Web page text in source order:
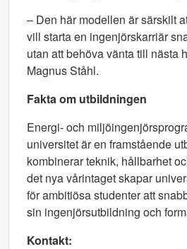
– Den här modellen är särskilt
vill starta en ingenjörskarriär
utan att behöva vänta till nästa
Magnus Ståhl.
Fakta om utbildningen
Energi- och
universitet är en framstående
kombinerar teknik, hållbarhet
det nya vårintaget skapar
för ambitiösa studenter att
sin ingenjörsutbildning och
Kontakt: